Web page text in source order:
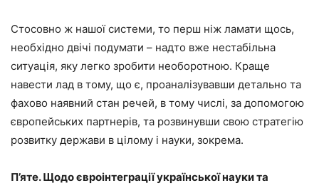
Стосовно ж нашої системи, то перш ніж ламати щось,
необхідно двічі подумати – надто вже нестабільна
ситуація, яку легко зробити необоротною. Краще
навести лад в тому, що є, проаналізувавши детально та
фахово наявний стан речей, в тому числі, за допомогою
європейських партнерів, та розвинувши свою стратегію
розвитку держави в цілому і науки, зокрема.
П’яте. Щодо євроінтеграції української науки та